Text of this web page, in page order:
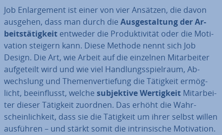
Job En­lar­ge­ment ist einer von vier Ansätzen, die davon
ausgehen, dass man durch die Aus­ge­stal­tung der Ar­
beits­tä­tig­keit entweder die Pro­duk­ti­vi­tät oder die Mo­ti­
va­ti­on steigern kann. Diese Methode nennt sich Job
Design. Die Art, wie Arbeit auf die einzelnen Mit­ar­bei­ter
auf­ge­teilt wird und wie viel Hand­lungs­spiel­raum, Ab­
wechs­lung und The­men­ver­tie­fung die Tätigkeit er­mög­
licht, be­ein­flusst, welche sub­jek­ti­ve Wer­tig­keit Mit­ar­bei­
ter dieser Tätigkeit zuordnen. Das erhöht die Wahr­
schein­lich­keit, dass sie die Tätigkeit um ihrer selbst willen
ausführen – und stärkt somit die in­trin­si­sche Mo­ti­va­ti­on.